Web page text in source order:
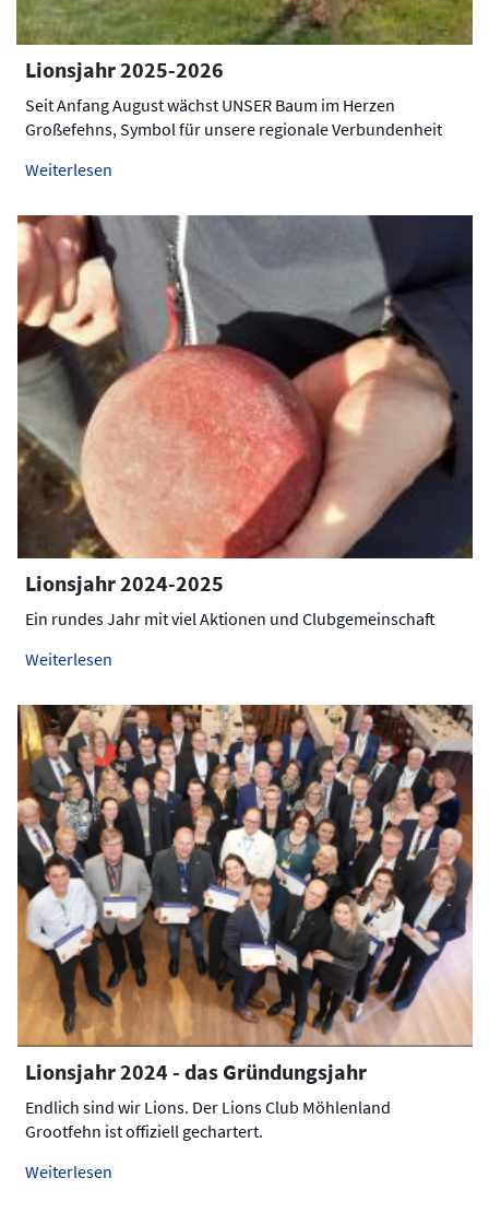
Lionsjahr 2025-2026
Seit Anfang August wächst UNSER Baum im Herzen
Großefehns, Symbol für unsere regionale Verbundenheit
Weiterlesen
Lionsjahr 2024-2025
Ein rundes Jahr mit viel Aktionen und Clubgemeinschaft
Weiterlesen
Lionsjahr 2024 - das Gründungsjahr
Endlich sind wir Lions. Der Lions Club Möhlenland
Grootfehn ist offiziell gechartert.
Weiterlesen